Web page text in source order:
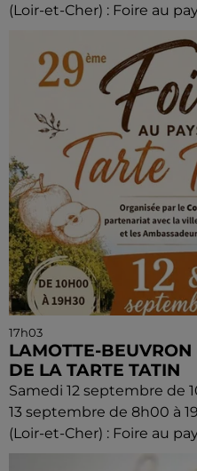
(Loir-et-Cher) : Foire au
17h03
LAMOTTE-BEUVRON
DE LA TARTE TATIN
Samedi 12 septembre de
13 septembre de 8h00 à
(Loir-et-Cher) : Foire au